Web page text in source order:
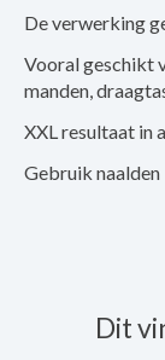
De verwerking
Vooral geschikt
manden,
XXL resultaat in
Gebruik
Dit